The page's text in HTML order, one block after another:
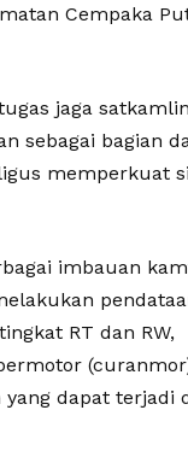
Cempaka
jaga
sebagai bagian
memperkuat
imbauan
RT dan RW,
dapat terjadi